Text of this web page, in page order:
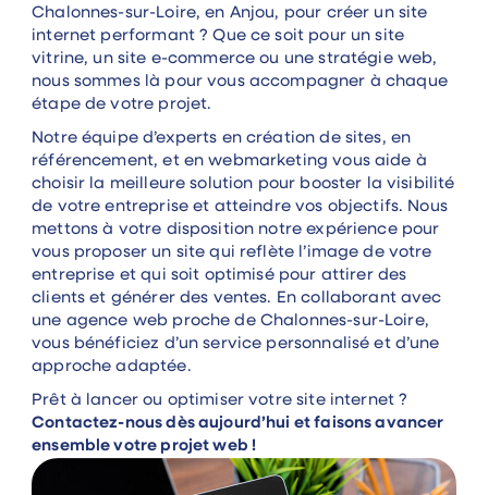
Chalonnes-sur-Loire, en Anjou, pour créer un site
internet performant ? Que ce soit pour un site
vitrine, un site e-commerce ou une stratégie web,
nous sommes là pour vous accompagner à chaque
étape de votre projet.
Notre équipe d’experts en création de sites, en
référencement, et en webmarketing vous aide à
choisir la meilleure solution pour booster la visibilité
de votre entreprise et atteindre vos objectifs. Nous
mettons à votre disposition notre expérience pour
vous proposer un site qui reflète l’image de votre
entreprise et qui soit optimisé pour attirer des
clients et générer des ventes. En collaborant avec
une agence web proche de Chalonnes-sur-Loire,
vous bénéficiez d’un service personnalisé et d’une
approche adaptée.
Prêt à lancer ou optimiser votre site internet ?
Contactez-nous dès aujourd’hui et faisons avancer
ensemble votre projet web !